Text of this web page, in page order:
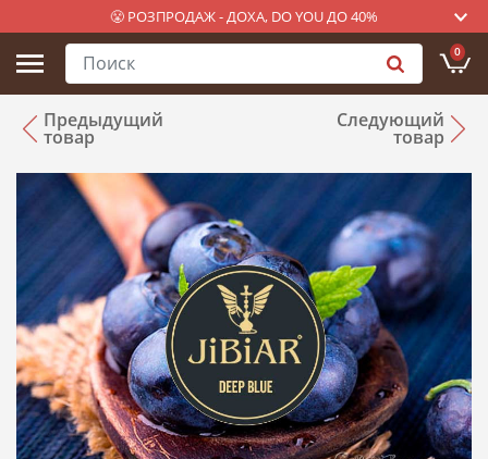
😤 РОЗПРОДАЖ - ДОХА, DO YOU ДО 40%
0
Предыдущий
товар
Следующий
товар